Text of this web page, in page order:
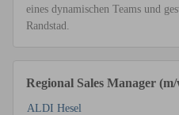
eines dynamischen Teams und
Randstad.
Regional Sales Manager
ALDI Hesel